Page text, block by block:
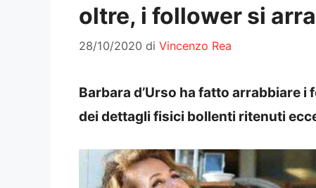
oltre, i follower si
28/10/2020 di Vincenzo Rea
Barbara d’Urso ha fatto arrabbiare
dei dettagli fisici bollenti ritenuti